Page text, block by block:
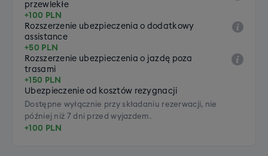
przewlekłe
+100 PLN
Rozszerzenie ubezpieczenia o dodatkowy
assistance
+50 PLN
Rozszerzenie ubezpieczenia o jazdę poza
trasami
+150 PLN
Ubezpieczenie od kosztów rezygnacji
Dostępne wyłącznie przy składaniu rezerwacji, nie
później niż 7 dni przed wyjazdem.
+100 PLN